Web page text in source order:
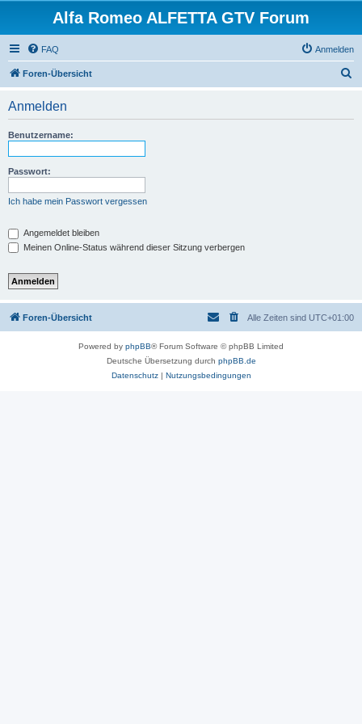
Alfa Romeo ALFETTA GTV Forum
FAQ Anmelden
Foren-Übersicht
Anmelden
Benutzername:
Passwort:
Ich habe mein Passwort vergessen
Angemeldet bleiben
Meinen Online-Status während dieser Sitzung verbergen
Foren-Übersicht Alle Zeiten sind UTC+01:00
Powered by phpBB® Forum Software © phpBB Limited
Deutsche Übersetzung durch phpBB.de
Datenschutz| Nutzungsbedingungen